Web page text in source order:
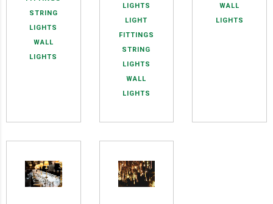
STRING
LIGHTS
WALL
LIGHTS
LIGHTS
LIGHT
FITTINGS
STRING
LIGHTS
WALL
LIGHTS
WALL
LIGHTS